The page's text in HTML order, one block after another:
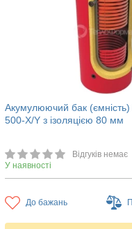
Акумулюючий бак
500-X/Y з ізоляцією 80 мм
Відгуків немає
У наявності
До бажань